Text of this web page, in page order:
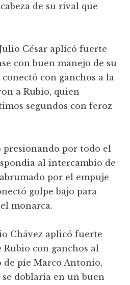
de su rival que
César aplicó fuerte
con buen manejo de su
con ganchos a la
a Rubio, quien
segundos con feroz
presionando por todo el
al intercambio de
por el empuje
golpe bajo para
monarca.
Chávez aplicó fuerte
con ganchos al
de pie Marco Antonio,
doblaría en un buen